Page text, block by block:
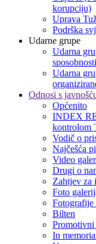
korupciju)
Uprava
Podrška
Udarne grupe
Udarna
Udarna
Odnosi s
Općenito
INDEX
kontrolom
Vodič o
Najčešća
Video
Drugi o
Zahtjev za
Foto
Fotografije
Bilten
Promotivni
In